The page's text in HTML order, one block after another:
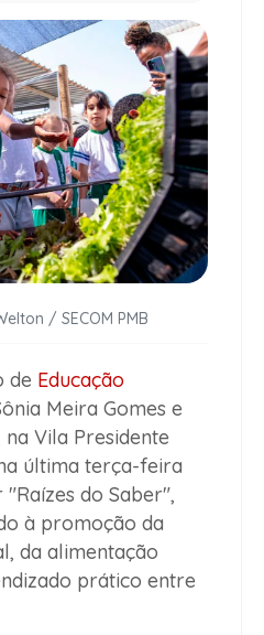
/ SECOM PMB
de Educação
Meira Gomes e
Vila Presidente
última terça-feira
do Saber",
à promoção da
da alimentação
prático entre